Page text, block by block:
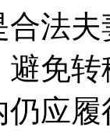
法
免
应